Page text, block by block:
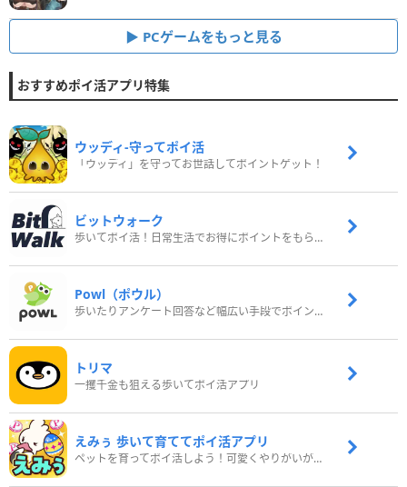
PCゲームをもっと見る
おすすめポイ活アプリ特集
ウッディ‐守ってポイ活
「ウッディ」を守ってお世話してポイントゲット！
ビットウォーク
歩いてポイ活！日常生活でお得にポイントをもらおう
Powl（ポウル）
歩いたりアンケート回答など幅広い手段でポイントをゲット
トリマ
一攫千金も狙える歩いてポイ活アプリ
えみぅ 歩いて育ててポイ活アプリ
ペットを育ってポイ活しよう！可愛くやりがいがある新感覚アプリ